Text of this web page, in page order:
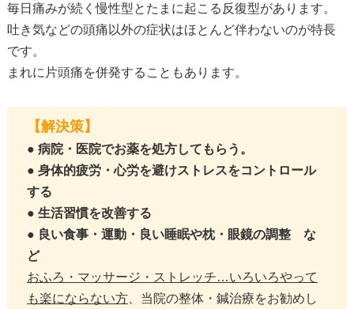
毎日痛みが続く慢性型とたまに起こる反復型があります。
吐き気などの頭痛以外の症状はほとんど伴わないのが特長
です。
まれに片頭痛を併発することもあります。
【解決策】
● 病院・医院でお薬を処方してもらう。
● 身体的疲労・心労を避けストレスをコントロール
する
● 生活習慣を改善する
● 良い食事・運動・良い睡眠や枕・眼鏡の調整 な
ど
おふろ・マッサージ・ストレッチ…いろいろやって
も楽にならない方、当院の整体・鍼治療をお勧めし